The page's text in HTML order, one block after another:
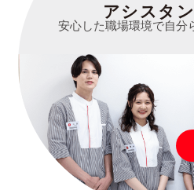
アシスタ
安心した職場環境で自分